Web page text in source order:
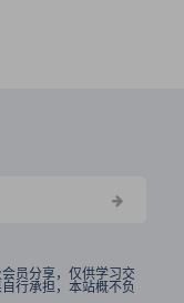
员分享，仅供学习交
行承担，本站概不负